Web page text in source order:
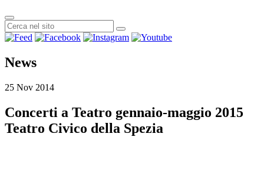
News
25 Nov 2014
Concerti a Teatro gennaio-maggio 2015
Teatro Civico della Spezia